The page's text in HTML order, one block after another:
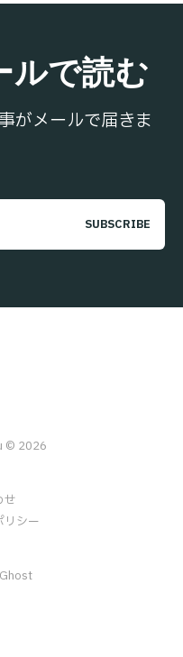
ルで読む
がメールで届きま
SUBSCRIBE
© 2026
せ
リシー